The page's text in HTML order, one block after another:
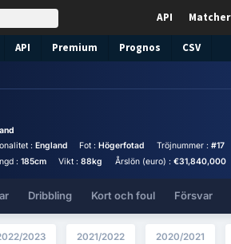
Matcher
API
API Premium Prognos CSV
: England Fot :Högerfotad Tröjnummer : #17
: 185cm Vikt :88kg Årslön (euro) : €31,840,000
Dribbling Kort och foul Försvar
2023 2021/2022 2020/2021